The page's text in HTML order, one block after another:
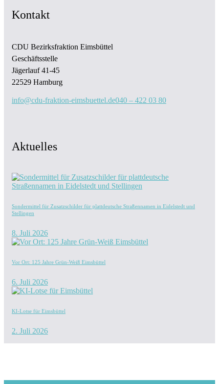
Kontakt
CDU Bezirksfraktion Eimsbüttel
Geschäftsstelle
Jägerlauf 41-45
22529 Hamburg
info@cdu-fraktion-eimsbuettel.de040 – 422 03 80
Aktuelles
Sondermittel für Zusatzschilder für plattdeutsche Straßennamen in Eidelstedt und
Stellingen
8. Juli 2026
Vor Ort: 125 Jahre Grün-Weiß Eimsbüttel
6. Juli 2026
KI-Lotse für Eimsbüttel
2. Juli 2026